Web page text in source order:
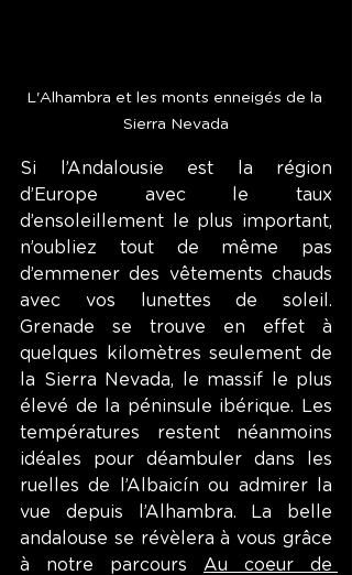
L'Alhambra et les monts enneigés de la
Sierra Nevada
Si l’Andalousie est la région
d’Europe avec le taux
d’ensoleillement le plus important,
n’oubliez tout de même pas
d’emmener des vêtements chauds
avec vos lunettes de soleil.
Grenade se trouve en effet à
quelques kilomètres seulement de
la Sierra Nevada, le massif le plus
élevé de la péninsule ibérique. Les
températures restent néanmoins
idéales pour déambuler dans les
ruelles de l’Albaicín ou admirer la
vue depuis l’Alhambra. La belle
andalouse se révèlera à vous grâce
à notre parcours Au coeur de